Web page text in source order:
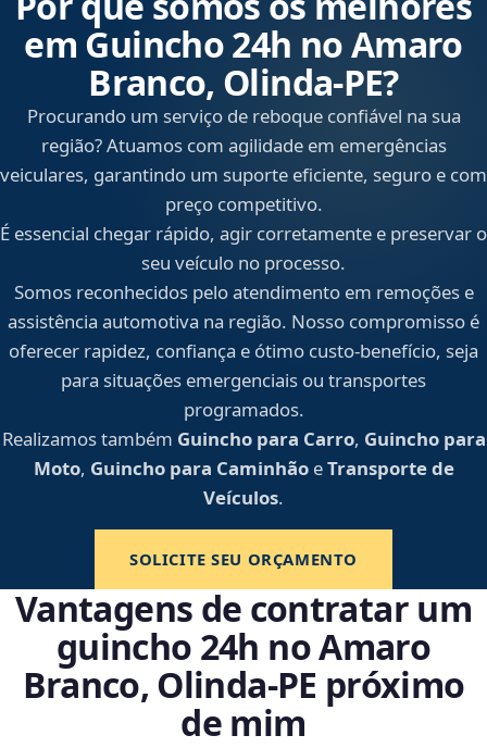
em Guincho 24h no Amaro
Branco, Olinda‑PE?
Procurando um serviço de reboque confiável na sua
região? Atuamos com agilidade em emergências
veiculares, garantindo um suporte eficiente, seguro e com
preço competitivo.
É essencial chegar rápido, agir corretamente e preservar o
seu veículo no processo.
Somos reconhecidos pelo atendimento em remoções e
assistência automotiva na região. Nosso compromisso é
oferecer rapidez, confiança e ótimo custo-benefício, seja
para situações emergenciais ou transportes
programados.
Realizamos também Guincho para Carro, Guincho para
Moto, Guincho para CaminhãoeTransporte de
Veículos.
SOLICITE SEU ORÇAMENTO
Vantagens de contratar um
guincho 24h no Amaro
Branco, Olinda‑PE próximo
de mim